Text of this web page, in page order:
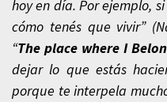
hoy en día. Por ejemplo,
cómo tenés que vivir”
“The place where I
dejar lo que estás
porque te interpela